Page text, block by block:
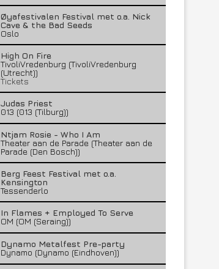
Øyafestivalen Festival met o.a. Nick
Cave & the Bad Seeds
Oslo
High On Fire
TivoliVredenburg (TivoliVredenburg
(Utrecht))
Tickets
Judas Priest
013 (013 (Tilburg))
Ntjam Rosie - Who I Am
Theater aan de Parade (Theater aan de
Parade (Den Bosch))
Berg Feest Festival met o.a.
Kensington
Tessenderlo
In Flames + Employed To Serve
OM (OM (Seraing))
Dynamo Metalfest Pre-party
Dynamo (Dynamo (Eindhoven))